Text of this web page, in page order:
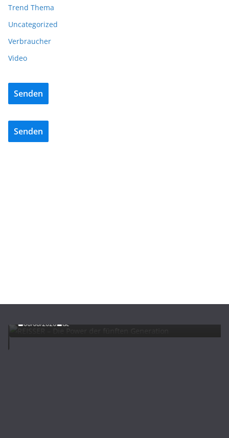
Trend Thema
Uncategorized
Verbraucher
Video
Senden
Senden
REISSER – Die Power der fünften Generation
06/08/2026 dc